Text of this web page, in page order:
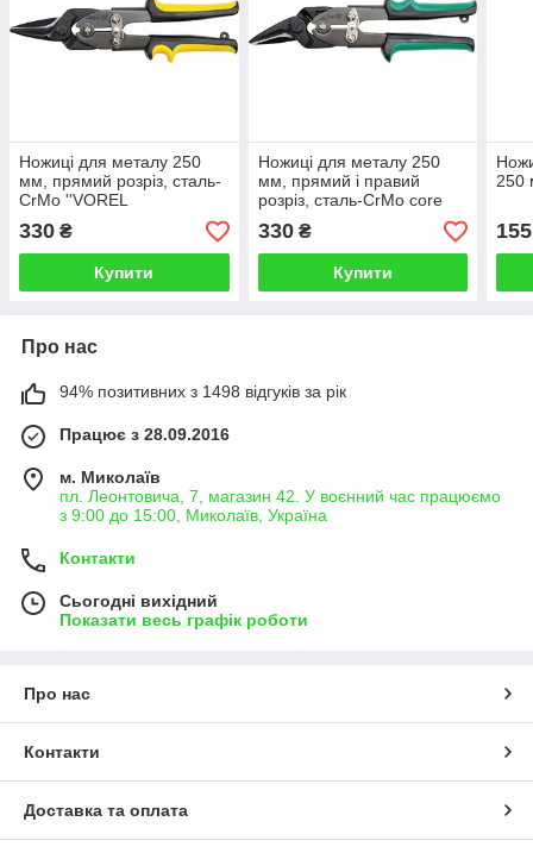
Ножиці для металу 250
мм, прямий розріз, сталь-
CrMo ''VOREL
330 ₴
Купити
Ножиці для металу 250
мм, прямий і правий
розріз, сталь-CrMo core
VOREL
330₴
Купити
250
155
Про нас
94% позитивних з 1498 відгуків за рік
Працює з 28.09.2016
м. Миколаїв
пл. Леонтовича, 7, магазин 42. У воєнний час працюємо
з 9:00 до 15:00, Миколаїв, Україна
Контакти
Сьогодні вихідний
Показати весь графік роботи
Про нас
Контакти
Доставка та оплата